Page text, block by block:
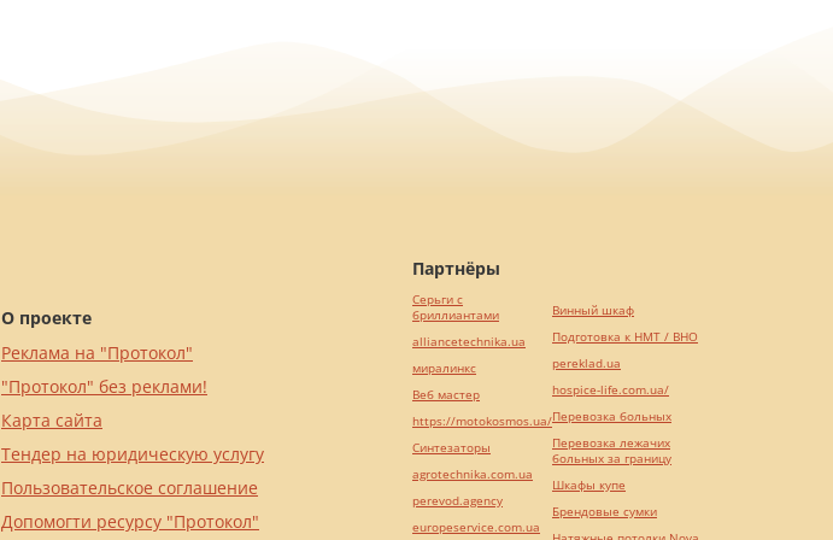
О проекте
Реклама на "Протокол"
"Протокол" без реклами!
Карта сайта
Тендер на юридическую услугу
Пользовательское соглашение
Допомогти ресурсу "Протокол"
Партнёры
Серьги с
бриллиантами
alliancetechnika.ua
миралинкс
Веб мастер
https://motokosmos.ua/
Синтезаторы
agrotechnika.com.ua
perevod.agency
europeservice.com.ua
Винный шкаф
Подготовка к НМТ / ВНО
pereklad.ua
hospice-life.com.ua/
Перевозка больных
Перевозка лежачих
больных за границу
Шкафы купе
Брендовые сумки